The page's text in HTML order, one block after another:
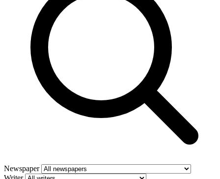
Newspaper